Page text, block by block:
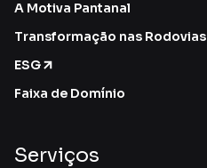
A Motiva Pantanal
Transformação nas Rodovias
ESG
Faixa de Domínio
Serviços